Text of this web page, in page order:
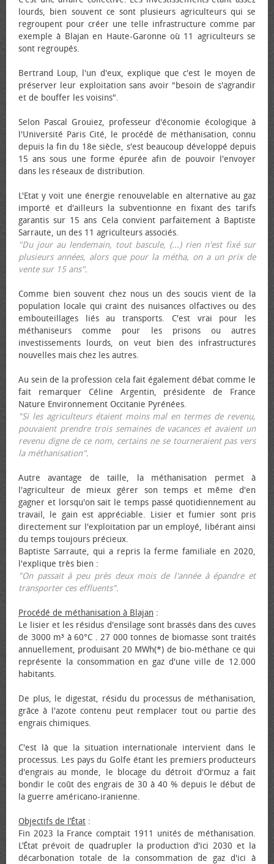
lourds, bien souvent ce sont plusieurs agriculteurs qui se
regroupent pour créer une telle infrastructure comme par
exemple à Blajan en Haute-Garonne où 11 agriculteurs se
sont regroupés.
Bertrand Loup, l'un d'eux, explique que c'est le moyen de
préserver leur exploitation sans avoir "besoin de s'agrandir
et de bouffer les voisins".
Selon Pascal Grouiez, professeur d'économie écologique à
l'Université Paris Cité, le procédé de méthanisation, connu
depuis la fin du 18e siècle, s'est beaucoup développé depuis
15 ans sous une forme épurée afin de pouvoir l'envoyer
dans les réseaux de distribution.
L'Etat y voit une énergie renouvelable en alternative au gaz
importé et d'ailleurs la subventionne en fixant des tarifs
garantis sur 15 ans Cela convient parfaitement à Baptiste
Sarraute, un des 11 agriculteurs associés.
"Du jour au lendemain, tout bascule, (...) rien n'est fixé sur
plusieurs années, alors que pour la métha, on a un prix de
vente sur 15 ans".
Comme bien souvent chez nous un des soucis vient de la
population locale qui craint des nuisances olfactives ou des
embouteillages liés au transports. C'est vrai pour les
méthaniseurs comme pour les prisons ou autres
investissements lourds, on veut bien des infrastructures
nouvelles mais chez les autres.
Au sein de la profession cela fait également débat comme le
fait remarquer Céline Argentin, présidente de France
Nature Environnement Occitanie Pyrénées.
"Si les agriculteurs étaient moins mal en termes de revenu,
pouvaient prendre trois semaines de vacances et avaient un
revenu digne de ce nom, certains ne se tourneraient pas vers
la méthanisation".
Autre avantage de taille, la méthanisation permet à
l'agriculteur de mieux gérer son temps et même d'en
gagner et lorsqu'on sait le temps passé quotidiennement au
travail, le gain est appréciable. Lisier et fumier sont pris
directement sur l'exploitation par un employé, libérant ainsi
du temps toujours précieux.
Baptiste Sarraute, qui a repris la ferme familiale en 2020,
l'explique très bien :
"On passait à peu près deux mois de l'année à épandre et
transporter ces effluents".
Procédé de méthanisation à Blajan :
Le lisier et les résidus d'ensilage sont brassés dans des cuves
de 3000 m³ à 60°C . 27 000 tonnes de biomasse sont traités
annuellement, produisant 20 MWh(*) de bio-méthane ce qui
représente la consommation en gaz d'une ville de 12.000
habitants.
De plus, le digestat, résidu du processus de méthanisation,
grâce à l'azote contenu peut remplacer tout ou partie des
engrais chimiques.
C'est là que la situation internationale intervient dans le
processus. Les pays du Golfe étant les premiers producteurs
d'engrais au monde, le blocage du détroit d'Ormuz a fait
bondir le coût des engrais de 30 à 40 % depuis le début de
la guerre américano-iranienne.
Objectifs de l’État :
Fin 2023 la France comptait 1911 unités de méthanisation.
L’État prévoit de quadrupler la production d'ici 2030 et la
décarbonation totale de la consommation de gaz d'ici à